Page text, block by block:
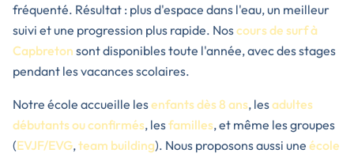
fréquenté. Résultat : plus d'espace dans l'eau, un meilleur
suivi et une progression plus rapide. Noscours de surf à
Capbreton sont disponibles toute l'année, avec des stages
pendant les vacances scolaires.
Notre école accueille lesenfants dès 8 ans, lesadultes
débutants ou confirmés, lesfamilles, et même les groupes
(EVJF/EVG,team building). Nous proposons aussi une école